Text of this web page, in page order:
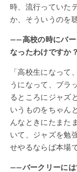
時、流行っていた
か、そういうのを
——高校の時にバー
なったわけですか？
「高校生になって
うになって、ブラ
るところにジャズ
いうものをちゃん
んなときにたまた
いて、ジャズを勉
せやるならば本場
——バークリーには